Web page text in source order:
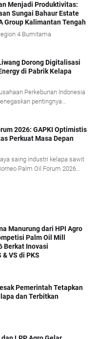
Menjadi Produktivitas:
Sungai Bahaur Estate
Group Kalimantan Tengah
4 Bumitama
Dorong Digitalisasi
di Pabrik Kelapa
Perkebunan Indonesia
pentingnya
dalam pengawasan
2026: GAPKI Optimistis
Perkuat Masa Depan
saing industri kelapa sawit
Palm Oil Forum 2026
Innovation, and
Manurung dari HPI Agro
Palm Oil Mill
Berkat Inovasi
VS di PKS
Pemerintah Tetapkan
dan Terbitkan